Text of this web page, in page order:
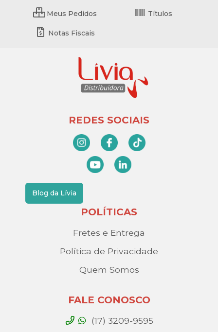
Meus Pedidos Títulos
Notas Fiscais
REDES SOCIAIS
Blog da Lívia
POLÍTICAS
Fretes e Entrega
Política de Privacidade
Quem Somos
FALE CONOSCO
(17) 3209-9595